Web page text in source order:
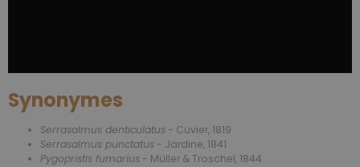
Synonymes
Serrasalmus denticulatus - Cuvier, 1819
Serrasalmus punctatus - Jardine, 1841
Pygopristis fumarius - Müller & Troschel, 1844